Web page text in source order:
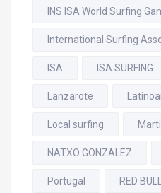
INS ISA World Surfing
International Surfing
ISA ISA SURFING
Lanzarote
Local surfing
NATXO GONZALEZ
Portugal RED